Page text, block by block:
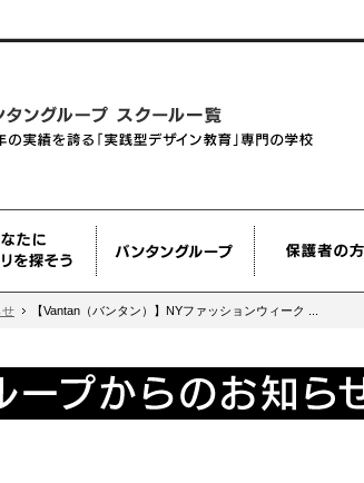
せ 【Vantan（バンタン）】NYファッションウィーク ...